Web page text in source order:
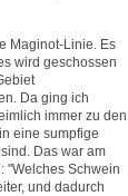
Maginot-Linie. Es
wird geschossen
Da ging ich
immer zu den
eine sumpfige
Das war am
"Welches Schwein
und dadurch